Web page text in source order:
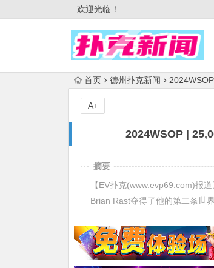
欢迎光临！
首页 德州扑克新闻
2024WSOP |
A+
摘要
【EV扑克(www.evp69.com)报
Brian Rast夺得了他的第二条世